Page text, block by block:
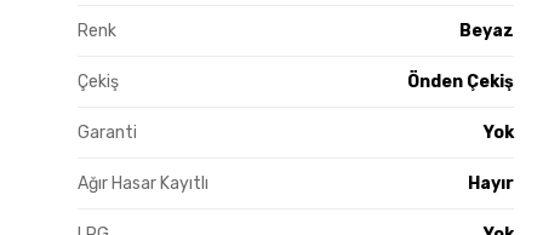
Renk Beyaz
Çekiş Önden Çekiş
Garanti Yok
Ağır Hasar Kayıtlı Hayır